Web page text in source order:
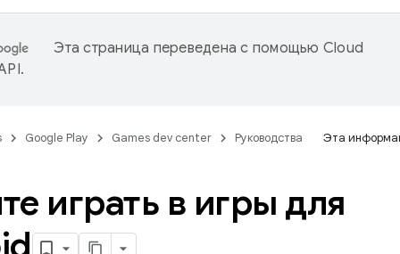
Эта страница переведена с помощью Cloud
.
Google Play Games dev center Руководства Эта
играть в игры для